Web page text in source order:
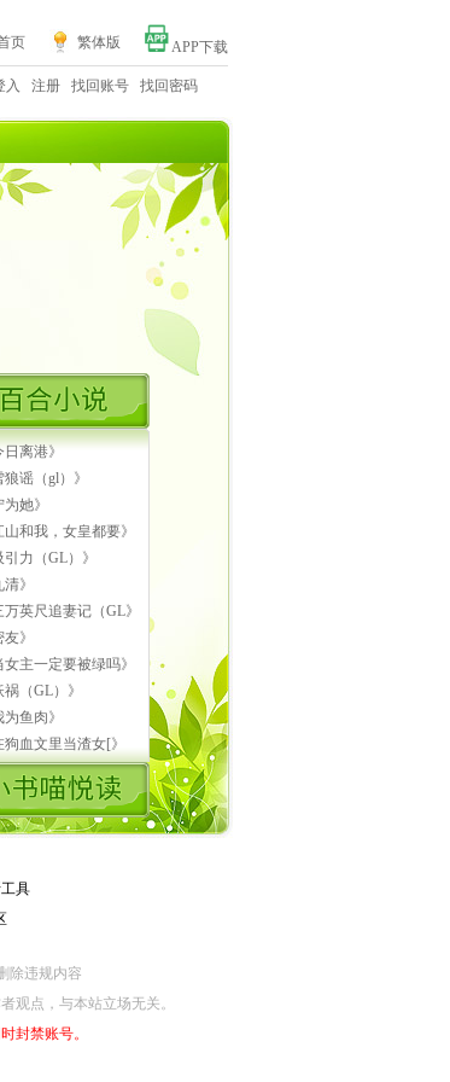
页 繁体版 APP下载
入 注册 找回账号 找回密码
日离港》
狼谣（gl）》
为她》
山和我，女皇都要》
引力（GL）》
清》
万英尺追妻记（GL》
友》
女主一定要被绿吗》
祸（GL）》
为鱼肉》
狗血文里当渣女[》
具
除违规内容
观点，与本站立场无关。
封禁账号。